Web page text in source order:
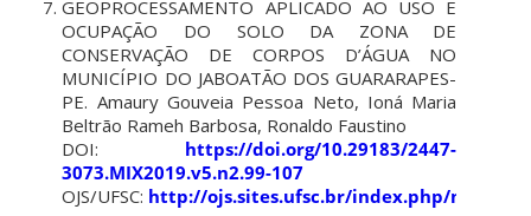
GEOPROCESSAMENTO APLICADO AO USO E
OCUPAÇÃO DO SOLO DA ZONA DE
CONSERVAÇÃO DE CORPOS D’ÁGUA NO
MUNICÍPIO DO JABOATÃO DOS GUARARAPES-
PE. Amaury Gouveia Pessoa Neto, Ioná Maria
Beltrão Rameh Barbosa, Ronaldo Faustino
DOI: https://doi.org/10.29183/2447-
3073.MIX2019.v5.n2.99-107
OJS/UFSC: http://ojs.sites.ufsc.br/index.php/